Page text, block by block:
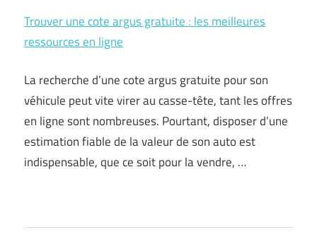
Trouver une cote argus gratuite : les meilleures
ressources en ligne
La recherche d’une cote argus gratuite pour son
véhicule peut vite virer au casse-tête, tant les offres
en ligne sont nombreuses. Pourtant, disposer d’une
estimation fiable de la valeur de son auto est
indispensable, que ce soit pour la vendre, …